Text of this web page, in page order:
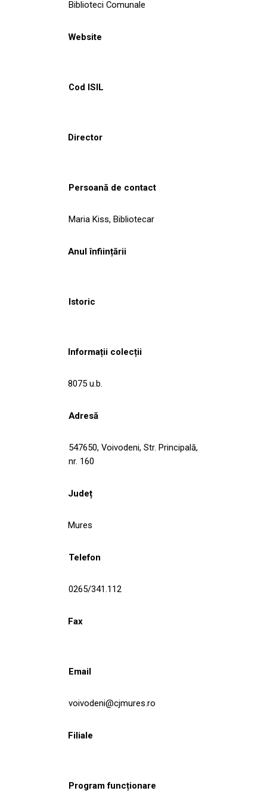
Biblioteci Comunale
Website
Cod ISIL
Director
Persoană de contact
Maria Kiss, Bibliotecar
Anul înființării
Istoric
Informații colecții
8075 u.b.
Adresă
547650, Voivodeni, Str. Principală,
nr. 160
Județ
Mures
Telefon
0265/341.112
Fax
Email
voivodeni@cjmures.ro
Filiale
Program funcționare